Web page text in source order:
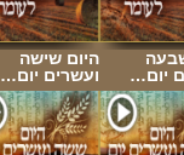
ארכיון
היום שישה
ועשרים יום…
יום…